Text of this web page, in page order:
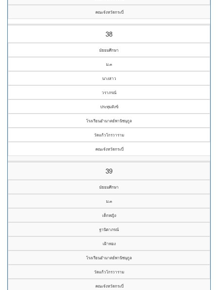
คณะจังหวัดกระบี่
38
มัธยมศึกษา
ม.๓
นางสาว
วราภรณ์
ประทุมสังข์
โรงเรียนอำมาตย์พานิชนุกูล
วัดแก้วโกรวาราม
คณะจังหวัดกระบี่
39
มัธยมศึกษา
ม.๓
เด็กหญิง
ฐานิตาภรณ์
เฝ้าทอง
โรงเรียนอำมาตย์พานิชนุกูล
วัดแก้วโกรวาราม
คณะจังหวัดกระบี่